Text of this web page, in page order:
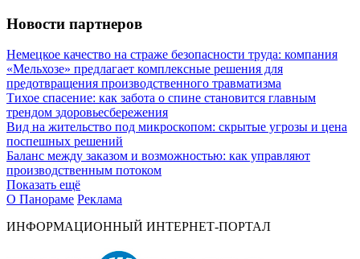
Новости партнеров
Немецкое качество на страже безопасности труда: компания
«Мельхозе» предлагает комплексные решения для
предотвращения производственного травматизма
Тихое спасение: как забота о спине становится главным
трендом здоровьесбережения
Вид на жительство под микроскопом: скрытые угрозы и цена
поспешных решений
Баланс между заказом и возможностью: как управляют
производственным потоком
Показать ещё
О Панораме Реклама
ИНФОРМАЦИОННЫЙ ИНТЕРНЕТ-ПОРТАЛ